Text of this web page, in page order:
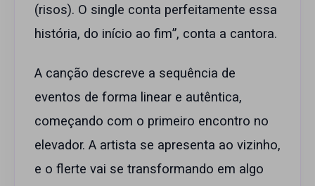
(risos). O single conta perfeitamente essa
história, do início ao fim”, conta a cantora.
A canção descreve a sequência de
eventos de forma linear e autêntica,
começando com o primeiro encontro no
elevador. A artista se apresenta ao vizinho,
e o flerte vai se transformando em algo